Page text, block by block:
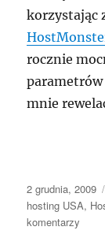
korzystając
rocznie
mnie
Data
publikacji
2 grudnia, 2009
hosting USA,
komentarzy